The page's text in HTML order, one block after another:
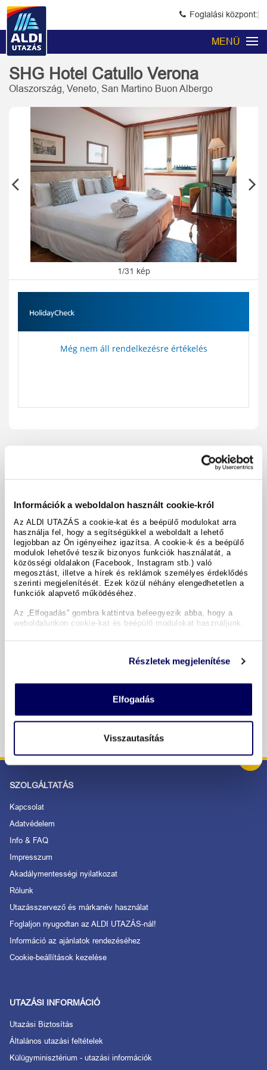
Információk a weboldalon használt cookie-król
Az ALDI UTAZÁS a cookie-kat és a beépülő modulokat arra
használja fel, hogy a segítségükkel a weboldalt a lehető
legjobban az Ön igényeihez igazítsa. A cookie-k és a beépülő
modulok lehetővé teszik bizonyos funkciók használatát, a
közösségi oldalakon (Facebook, Instagram stb.) való
megosztást, illetve a hírek és reklámok személyes érdeklődés
szerinti megjelenítését. Ezek közül néhány elengedhetetlen a
funkciók alapvető működéséhez.
Az „Elfogadás” gombra kattintva beleegyezik abba, hogy a
weboldalunkon cookie-kat és beépülő modulokat használjunk.
Részletek megjelenítése
Elfogadás
Visszautasítás
Foglalási központ:
MENÜ
SHG Hotel Catullo Verona
Olaszország, Veneto, San Martino Buon Albergo
Previous
1/31 kép
Még nem áll rendelkezésre értékelés
megosztás
Felszereltség és tények
A hotel részletei
Időpontok & árak
BIZTONSÁGOS RENDELÉS ÉS FIZETÉS
SZOLGÁLTATÁS
Kapcsolat
Adatvédelem
Info & FAQ
Impresszum
Akadálymentességi nyilatkozat
Rólunk
Utazásszervező és márkanév használat
Foglaljon nyugodtan az ALDI UTAZÁS-nál!
Információ az ajánlatok rendezéséhez
Cookie-beállítások kezelése
UTAZÁSI INFORMÁCIÓ
Utazási Biztosítás
Általános utazási feltételek
Külügyminisztérium - utazási információk